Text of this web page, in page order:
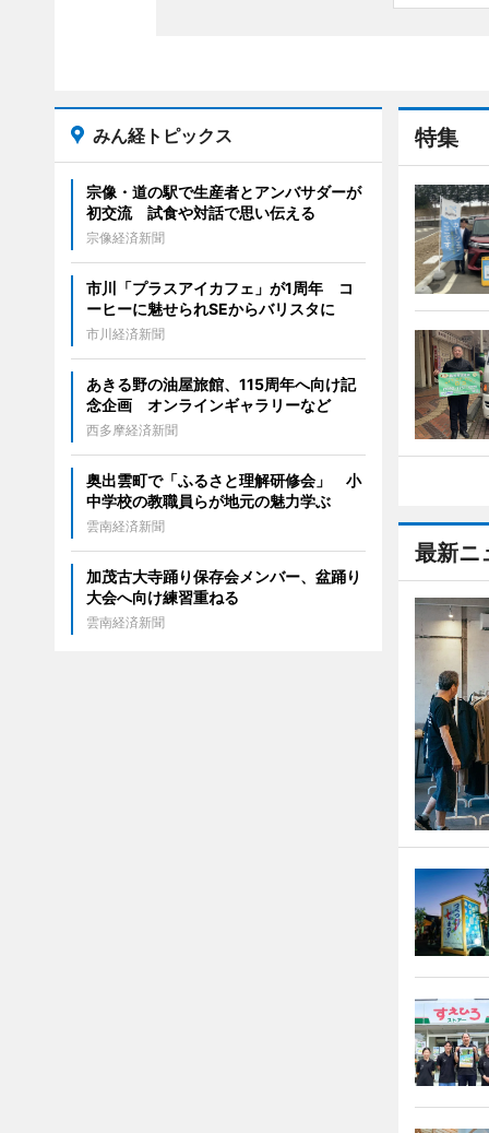
特集
最新ニ
みん経トピックス
宗像・道の駅で生産者とアンバサダーが
初交流 試食や対話で思い伝える
宗像経済新聞
市川「プラスアイカフェ」が1周年 コ
ーヒーに魅せられSEからバリスタに
市川経済新聞
あきる野の油屋旅館、115周年へ向け記
念企画 オンラインギャラリーなど
西多摩経済新聞
奥出雲町で「ふるさと理解研修会」 小
中学校の教職員らが地元の魅力学ぶ
雲南経済新聞
加茂古大寺踊り保存会メンバー、盆踊り
大会へ向け練習重ねる
雲南経済新聞